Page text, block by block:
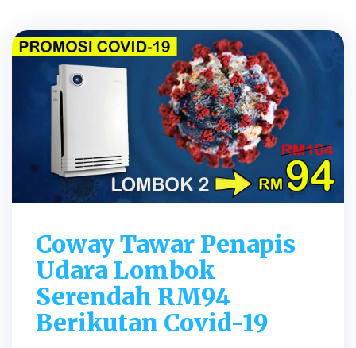
Coway Tawar Penapis
Udara Lombok
Serendah RM94
Berikutan Covid-19